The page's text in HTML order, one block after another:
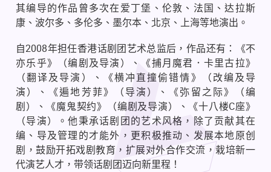
其编导的作品曾多次在爱丁堡、伦敦、法国、达拉斯
康、波尔多、多伦多、墨尔本、北京、上海等地演出。
自2008年担任香港话剧团艺术总监后，作品还有：《不
亦乐乎》（编剧及导演）、《捕月魔君．卡里古拉》
（翻译及导演）、《横冲直撞偷错情》（改编及导
演）、《遍地芳菲》（导演）、《弥留之际》（编
剧）、《魔鬼契约》（编剧及导演）、《十八楼C座》
（导演）。他秉承话剧团的艺术风格，除了贡献其在
编、导及管理的才能外，更积极推动、发展本地原创
剧，鼓励开拓戏剧教育，扩展对外合作交流，栽培新一
代演艺人才，带领话剧团迈向新里程！